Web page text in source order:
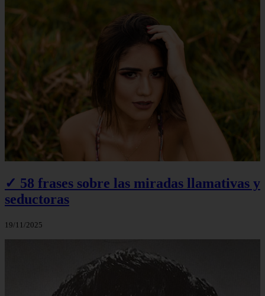
✓ 58 frases sobre las miradas llamativas y
seductoras
19/11/2025